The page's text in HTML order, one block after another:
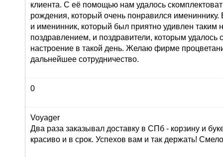
клиента. С её помощью нам удалось
рождения, который очень понравился имениннику.
и именинник, который был приятно удивлен таким
поздравлением, и поздравители, которым удалось
настроение в такой день. Желаю фирме
дальнейшее сотрудничество.
0
Voyager
Два раза заказывал доставку в СПб - корзину и
красиво и в срок. Успехов вам и так держать!